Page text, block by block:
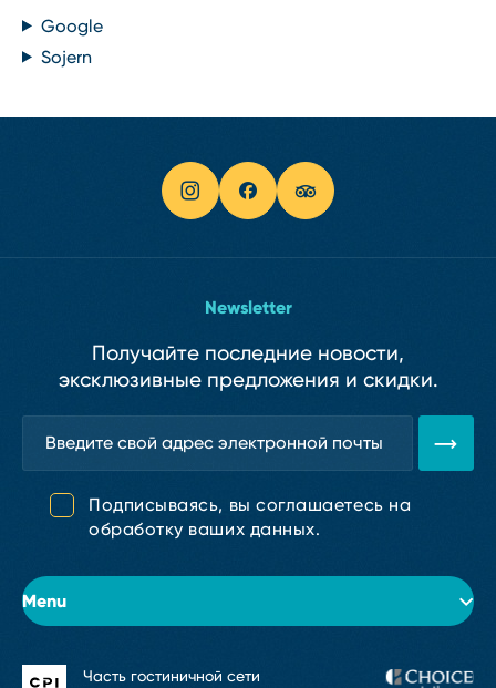
Google
Sojern
Menu
Об отеле
Newsletter
Получайте последние новости,
эксклюзивные предложения и скидки.
Подписываясь, вы соглашаетесь на
обработку ваших данных.
Часть гостиничной сети